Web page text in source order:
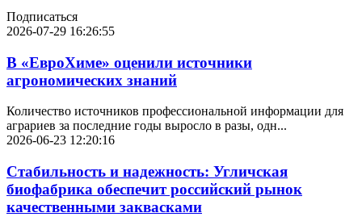
Подписаться
2026-07-29 16:26:55
В «ЕвроХиме» оценили источники
агрономических знаний
Количество источников профессиональной информации для
аграриев за последние годы выросло в разы, одн...
2026-06-23 12:20:16
Стабильность и надежность: Угличская
биофабрика обеспечит российский рынок
качественными заквасками